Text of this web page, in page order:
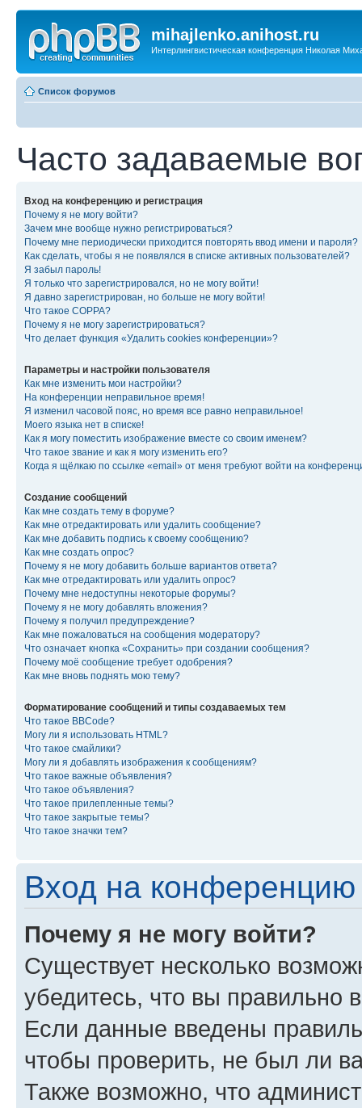
mihajlenko.anihost.ru
Интерлингвистическая конференция Николая
Список форумов
Часто задаваемые
Вход на конференцию и регистрация
Почему я не могу войти?
Зачем мне вообще нужно регистрироваться?
Почему мне периодически приходится повторять ввод имени и пароля?
Как сделать, чтобы я не появлялся в списке активных пользователей?
Я забыл пароль!
Я только что зарегистрировался, но не могу войти!
Я давно зарегистрирован, но больше не могу войти!
Что такое COPPA?
Почему я не могу зарегистрироваться?
Что делает функция «Удалить cookies конференции»?
Параметры и настройки пользователя
Как мне изменить мои настройки?
На конференции неправильное время!
Я изменил часовой пояс, но время все равно неправильное!
Моего языка нет в списке!
Как я могу поместить изображение вместе со своим именем?
Что такое звание и как я могу изменить его?
Когда я щёлкаю по ссылке «email» от меня требуют войти на
Создание сообщений
Как мне создать тему в форуме?
Как мне отредактировать или удалить сообщение?
Как мне добавить подпись к своему сообщению?
Как мне создать опрос?
Почему я не могу добавить больше вариантов ответа?
Как мне отредактировать или удалить опрос?
Почему мне недоступны некоторые форумы?
Почему я не могу добавлять вложения?
Почему я получил предупреждение?
Как мне пожаловаться на сообщения модератору?
Что означает кнопка «Сохранить» при создании сообщения?
Почему моё сообщение требует одобрения?
Как мне вновь поднять мою тему?
Форматирование сообщений и типы создаваемых тем
Что такое BBCode?
Могу ли я использовать HTML?
Что такое смайлики?
Могу ли я добавлять изображения к сообщениям?
Что такое важные объявления?
Что такое объявления?
Что такое прилепленные темы?
Что такое закрытые темы?
Что такое значки тем?
Вход на конференцию
Почему я не могу войти?
Существует несколько
убедитесь, что вы правильно
Если данные введены
чтобы проверить, не был ли
Также возможно, что